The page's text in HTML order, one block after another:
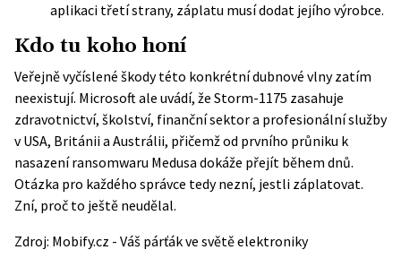
aplikaci třetí strany, záplatu musí dodat jejího výrobce.
Kdo tu koho honí
Veřejně vyčíslené škody této konkrétní dubnové vlny zatím
neexistují. Microsoft ale uvádí, že Storm-1175 zasahuje
zdravotnictví, školství, finanční sektor a profesionální služby
v USA, Británii a Austrálii, přičemž od prvního průniku k
nasazení ransomwaru Medusa dokáže přejít během dnů.
Otázka pro každého správce tedy nezní, jestli záplatovat.
Zní, proč to ještě neudělal.
Zdroj: Mobify.cz - Váš párťák ve světě elektroniky